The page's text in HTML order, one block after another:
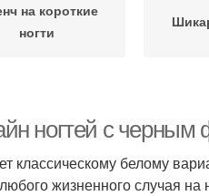
на короткие
ногти
ногтей с черным
классическому белому
жизненного случая на